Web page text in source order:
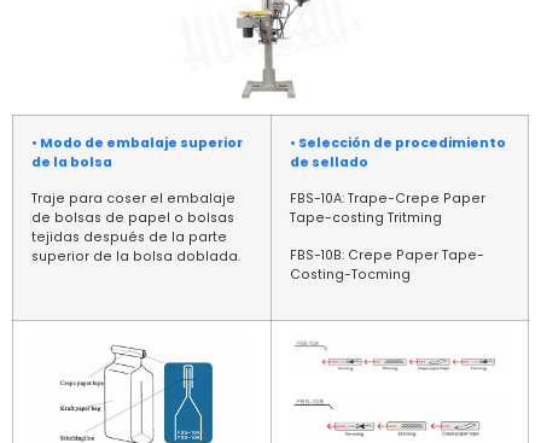
• Modo de embalaje superior
de la bolsa
Traje para coser el embalaje
de bolsas de papel o bolsas
tejidas después de la parte
superior de la bolsa doblada.
• Selección de procedimiento
de sellado
FBS-10A: Trape-Crepe Paper
Tape-costing Tritming
FBS-10B: Crepe Paper Tape-
Costing-Tocming